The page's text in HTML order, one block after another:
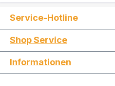
Service-Hotline
Shop Service
Informationen